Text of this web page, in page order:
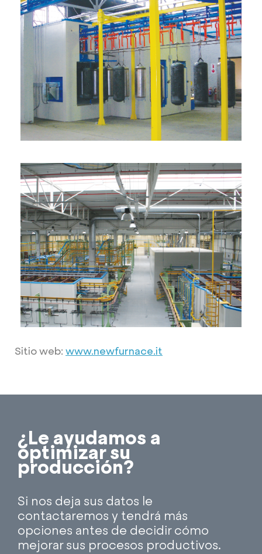
Sitio web: www.newfurnace.it
¿Le ayudamos a
optimizar su
producción?
Si nos deja sus datos le
contactaremos y tendrá más
opciones antes de decidir cómo
mejorar sus procesos productivos.